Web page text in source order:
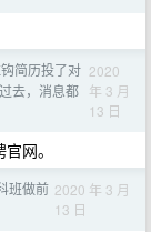
简历投了对
去，消息都
2020
年 3 月
13 日
网。
班做前 2020 年 3 月
13 日